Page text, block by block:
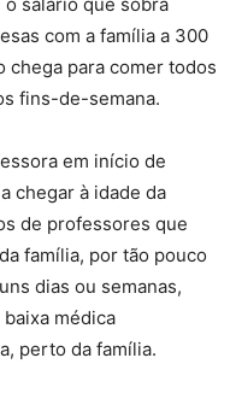
com a família a 300
chega para comer todos
fins-de-semana.
em início de
chegar à idade da
de professores que
família, por tão pouco
dias ou semanas,
médica
perto da família.